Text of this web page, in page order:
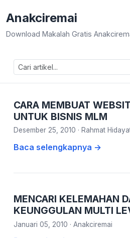
Anakciremai
Download Makalah Gratis
CARA MEMBUAT
UNTUK BISNIS MLM
Desember 25, 2010 · Rahmat
Baca selengkapnya →
MENCARI KELEMAHAN
KEUNGGULAN MULTI
Januari 05, 2010 · Anakciremai